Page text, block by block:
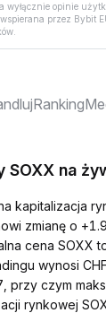
wyłącznie opinie
przez Bybit
Ranking
SOXX na
kapitalizacja
zmianę o
cena SOXX
wynosi
przy czym
rynkowej